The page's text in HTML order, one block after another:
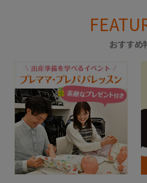
おすすめ